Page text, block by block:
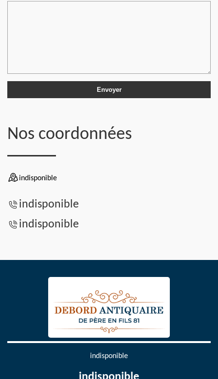
Nos coordonnées
indisponible
indisponible
indisponible
indisponible